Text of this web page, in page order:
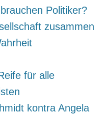
Politiker?
zusammen
für alle
kontra Angela